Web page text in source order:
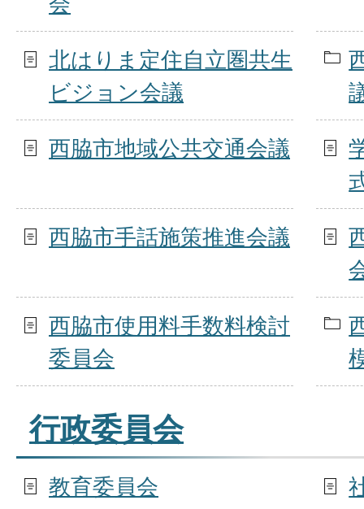
北はりま定住自立圏共生
ビジョン会議
西脇市地域公共交通会議
西脇市手話施策推進会議
西脇市使用料手数料検討
委員会
行政委員会
教育委員会